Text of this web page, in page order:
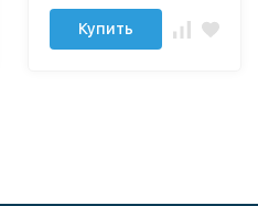
Купить